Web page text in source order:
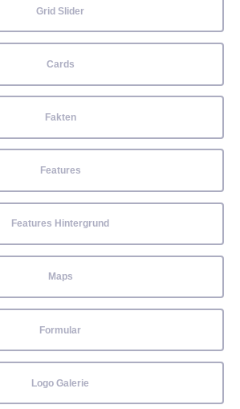
Grid Slider
Cards
Fakten
Features
Features Hintergrund
Maps
Formular
Logo Galerie